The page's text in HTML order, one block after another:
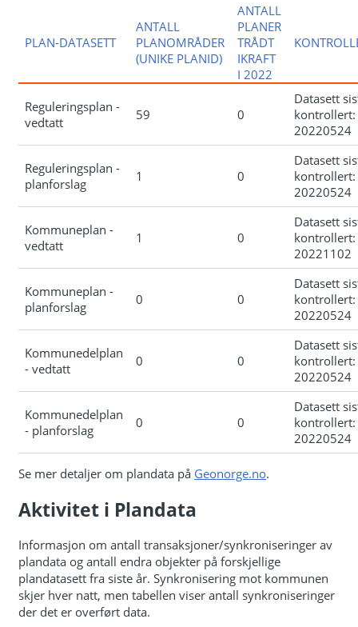
PLAN-DATASETT
ANTALL
PLANOMRÅDER
(UNIKE PLANID)
ANTALL
PLANER
TRÅDT
IKRAFT
I 2022
Reguleringsplan -
vedtatt
59 0
Datasett
kontrollert:
20220524
Reguleringsplan -
planforslag
1 0
Datasett
kontrollert:
20220524
Kommuneplan -
vedtatt
1 0
Datasett
kontrollert:
20221102
Kommuneplan -
planforslag
0 0
Datasett
kontrollert:
20220524
Kommunedelplan
- vedtatt
0 0
Datasett
kontrollert:
20220524
Kommunedelplan
- planforslag
0 0
Datasett
kontrollert:
20220524
Se mer detaljer om plandata på Geonorge.no.
Aktivitet i Plandata
Informasjon om antall transaksjoner/synkroniseringer av
plandata og antall endra objekter på forskjellige
plandatasett fra siste år. Synkronisering mot kommunen
skjer hver natt, men tabellen viser antall synkroniseringer
der det er overført data.